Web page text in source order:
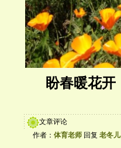
盼春暖花开
文章评论
作者： 体育老师 回复 老冬儿